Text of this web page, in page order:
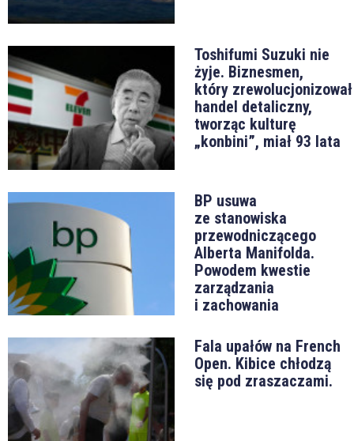
Toshifumi Suzuki nie
żyje. Biznesmen,
który zrewolucjonizował
handel detaliczny,
tworząc kulturę
„konbini”, miał 93 lata
BP usuwa
ze stanowiska
przewodniczącego
Alberta Manifolda.
Powodem kwestie
zarządzania
i zachowania
Fala upałów na French
Open. Kibice chłodzą
się pod zraszaczami.